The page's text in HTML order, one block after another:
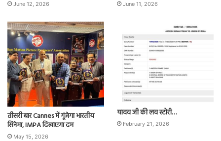
June 12, 2026 June 11, 2026
तीसरी बार Cannes में गूंजेगा भारतीय
सिनेमा, IMPA दिखाएगा दम
May 15, 2026
यादव जी की लव स्टोरी…
February 21, 2026